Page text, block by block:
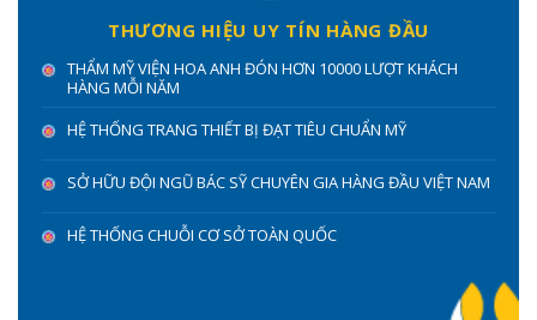
THƯƠNG HIỆU UY TÍN HÀNG ĐẦU
THẨM MỸ VIỆN HOA ANH ĐÓN HƠN 10000 LƯỢT KHÁCH
HÀNG MỖI NĂM
HỆ THỐNG TRANG THIẾT BỊ ĐẠT TIÊU CHUẨN MỸ
SỞ HỮU ĐỘI NGŨ BÁC SỸ CHUYÊN GIA HÀNG ĐẦU VIỆT NAM
HỆ THỐNG CHUỖI CƠ SỞ TOÀN QUỐC